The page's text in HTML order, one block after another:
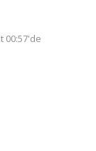
00:57'de